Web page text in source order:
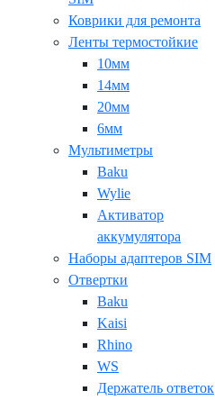
Коврики для ремонта
Ленты термостойкие
10мм
14мм
20мм
6мм
Мультиметры
Baku
Wylie
Активатор
аккумулятора
Наборы адаптеров SIM
Отвертки
Baku
Kaisi
Rhino
WS
Держатель ответок